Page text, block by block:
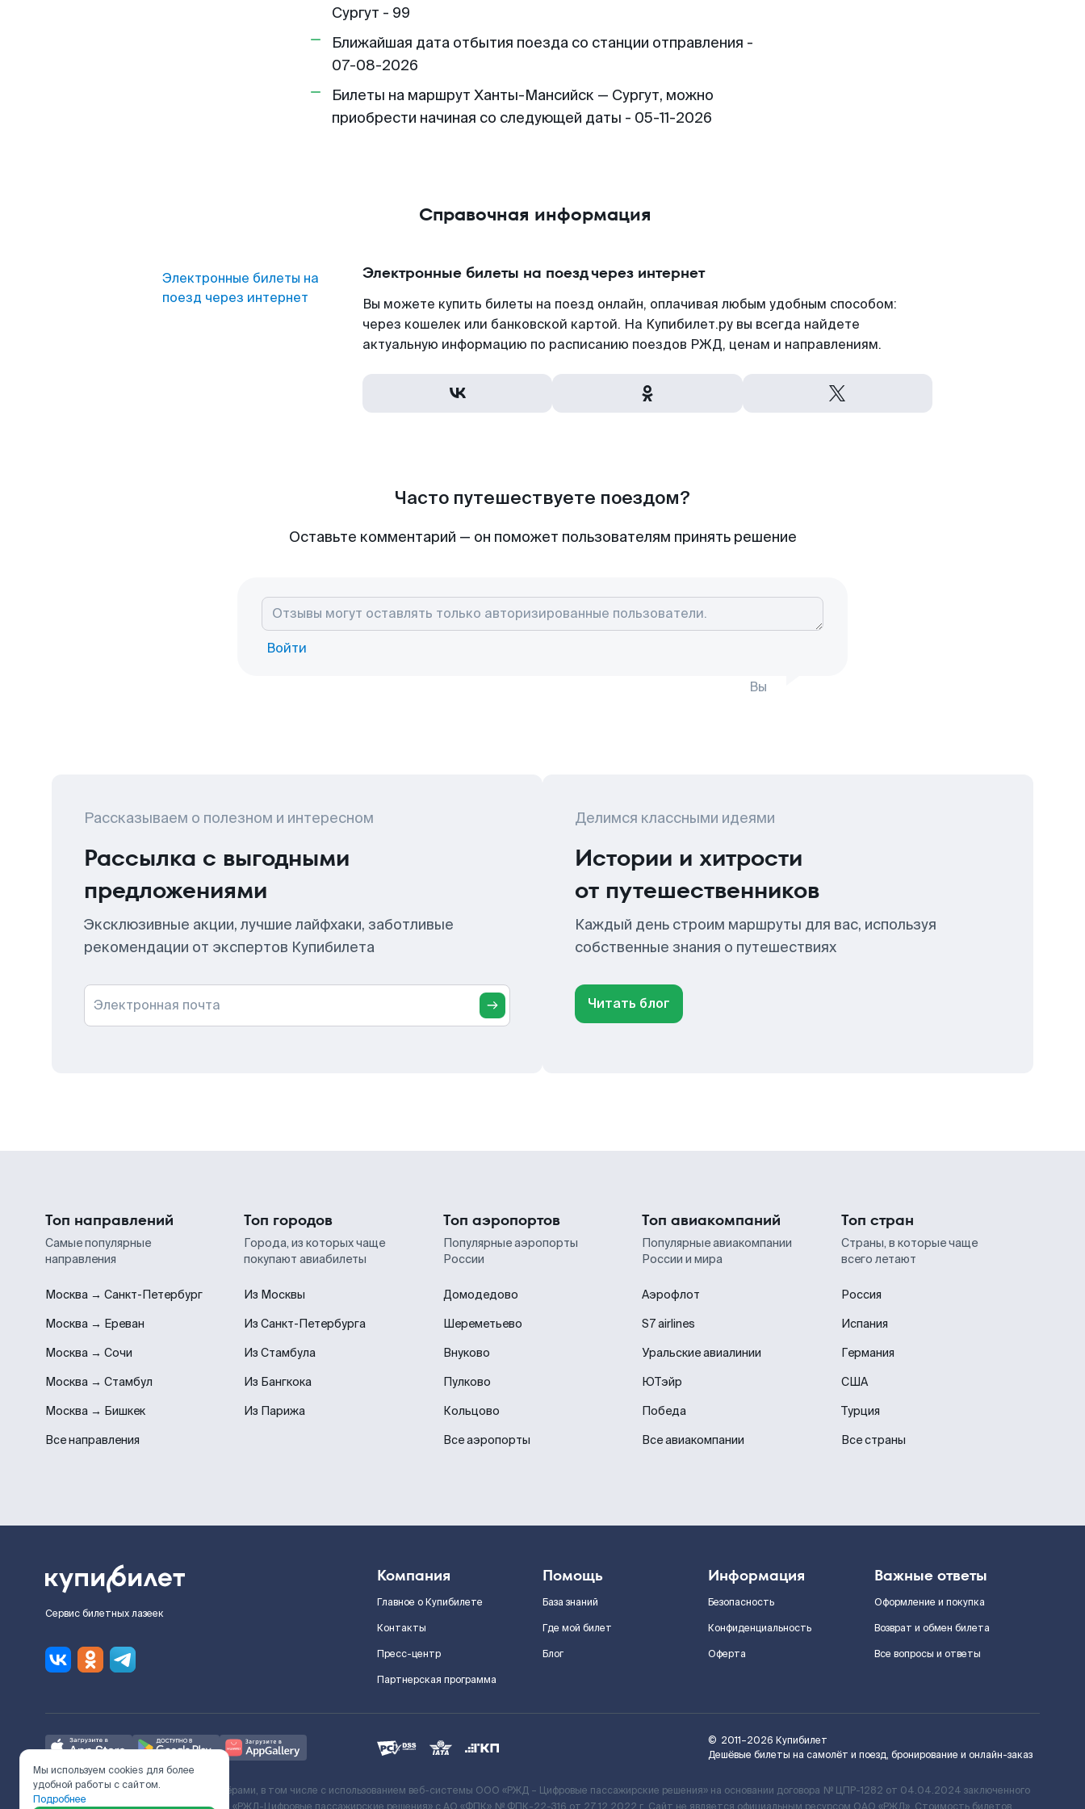
Сургут - 99
Ближайшая дата отбытия поезда со станции отправления -
07-08-2026
Билеты на маршрут Ханты-Мансийск — Сургут, можно
приобрести начиная со следующей даты - 05-11-2026
Справочная информация
Электронные билеты на
поезд через интернет
Электронные билеты на поезд через интернет
Вы можете купить билеты на поезд онлайн, оплачивая любым удобным способом:
через кошелек или банковской картой. На Купибилет.ру вы всегда найдете
актуальную информацию по расписанию поездов РЖД, ценам и направлениям.
Часто путешествуете поездом?
Оставьте комментарий — он поможет пользователям принять решение
Войти
Вы
Рассказываем о полезном и интересном
Рассылка с выгодными
предложениями
Эксклюзивные акции, лучшие лайфхаки, заботливые
рекомендации от экспертов Купибилета
Электронная почта
Делимся классными идеями
Истории и хитрости
от путешественников
Каждый день строим маршруты для вас, используя
собственные знания о путешествиях
Читать блог
Топ направлений
Самые популярные
направления
Москва → Санкт-Петербург
Москва → Ереван
Москва → Сочи
Москва → Стамбул
Москва → Бишкек
Все направления
Топ городов
Города, из которых чаще
покупают авиабилеты
Из Москвы
Из Санкт-Петербурга
Из Стамбула
Из Бангкока
Из Парижа
Топ аэропортов
Популярные аэропорты
России
Домодедово
Шереметьево
Внуково
Пулково
Кольцово
Все аэропорты
Топ авиакомпаний
Популярные авиакомпании
России и мира
Аэрофлот
S7 airlines
Уральские авиалинии
ЮТэйр
Победа
Все авиакомпании
Топ стран
Страны, в которые чаще
всего летают
Россия
Испания
Германия
США
Турция
Все страны
Сервис билетных лазеек
Компания
Главное о Купибилете
Контакты
Пресс-центр
Партнерская программа
Помощь
База знаний
Где мой билет
Блог
Информация
Безопасность
Конфиденциальность
Оферта
Важные ответы
Оформление и покупка
Возврат и обмен билета
Все вопросы и ответы
© 2011–2026 Купибилет
Дешёвые билеты на самолёт и поезд, бронирование и онлайн-заказ
Ж/Д билеты предоставляются партнёрами, в том числе с использованием веб-системы ООО «РЖД – Цифровые пассажирские решения» на основании договора № ЦПР-1282 от 04.04.2024 заключенного
Мы используем cookies для более
удобной работы с сайтом.
Подробнее